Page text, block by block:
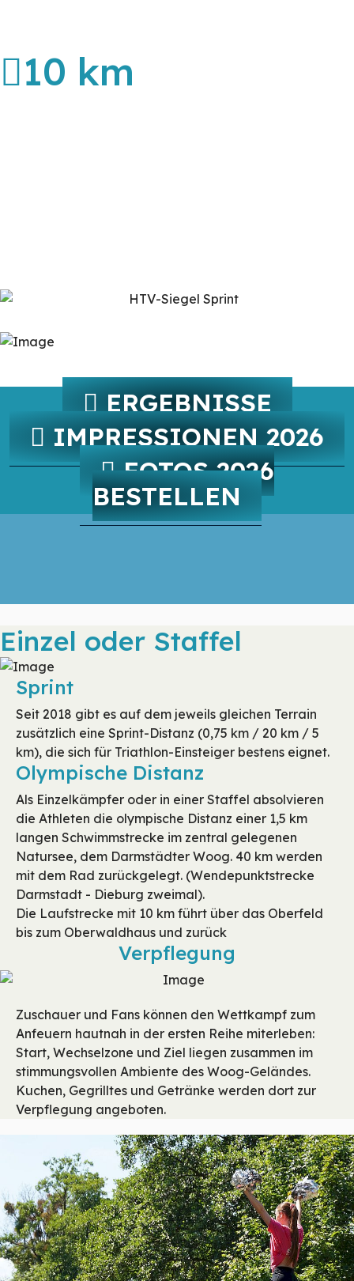
10 km
ERGEBNISSE
IMPRESSIONEN 2026
FOTOS 2026
BESTELLEN
Einzel oder Staffel
Sprint
Seit 2018 gibt es auf dem jeweils gleichen Terrain
zusätzlich eine Sprint-Distanz (0,75 km / 20 km / 5
km), die sich für Triathlon-Einsteiger bestens eignet.
Olympische Distanz
Als Einzelkämpfer oder in einer Staffel absolvieren
die Athleten die olympische Distanz einer 1,5 km
langen Schwimmstrecke im zentral gelegenen
Natursee, dem Darmstädter Woog. 40 km werden
mit dem Rad zurückgelegt. (Wendepunktstrecke
Darmstadt - Dieburg zweimal).
Die Laufstrecke mit 10 km führt über das Oberfeld
bis zum Oberwaldhaus und zurück
Verpflegung
Zuschauer und Fans können den Wettkampf zum
Anfeuern hautnah in der ersten Reihe miterleben:
Start, Wechselzone und Ziel liegen zusammen im
stimmungsvollen Ambiente des Woog-Geländes.
Kuchen, Gegrilltes und Getränke werden dort zur
Verpflegung angeboten.